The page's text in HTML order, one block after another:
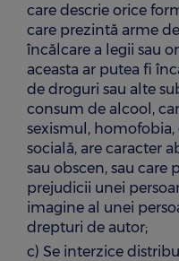
care descrie orice
care prezintă arme
încălcare a legii sau
aceasta ar putea fi
de droguri sau alte
consum de alcool,
sexismul,
socială, are caracter
sau obscen, sau care
prejudicii unei
imagine al unei
drepturi de autor;
c) Se interzice